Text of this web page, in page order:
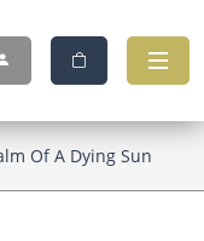
Of A Dying Sun